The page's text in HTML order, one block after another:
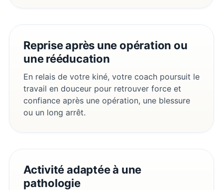
Reprise après une opération ou
une rééducation
En relais de votre kiné, votre coach poursuit le
travail en douceur pour retrouver force et
confiance après une opération, une blessure
ou un long arrêt.
Activité adaptée à une
pathologie